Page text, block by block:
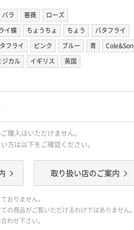
バラ 薔薇
ローズ
イ蝶
ちょうちょ ちょう
バタフライ
フライ
ピンク ブルー 青
Cole&Son
ジカル
イギリス 英国
購入はいただけません。
方は以下をご確認ください。
取り扱い店のご案内
おりません。
の商品がご覧いただけるわけではありません。
わせ下さい。